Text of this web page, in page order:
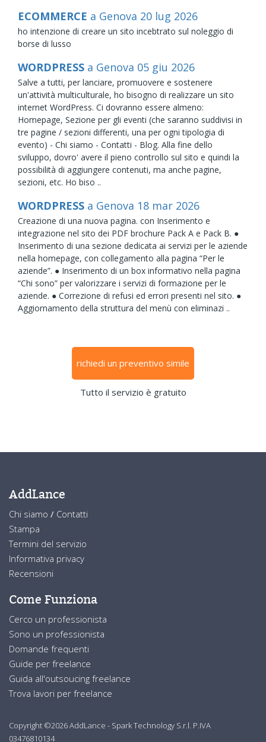
ECOMMERCE a Genova 20 lug 2026
ho intenzione di creare un sito incebtrato sul noleggio di
borse di lusso
WORDPRESS a Genova 05 giu 2026
Salve a tutti, per lanciare, promuovere e sostenere
un'attività multiculturale, ho bisogno di realizzare un sito
internet WordPress. Ci dovranno essere almeno:
Homepage, Sezione per gli eventi (che saranno suddivisi in
tre pagine / sezioni differenti, una per ogni tipologia di
evento) - Chi siamo - Contatti - Blog. Alla fine dello
sviluppo, dovro' avere il pieno controllo sul sito e quindi la
possibilità di aggiungere contenuti, ma anche pagine,
sezioni, etc. Ho biso ..
WORDPRESS a Genova 18 mar 2026
Creazione di una nuova pagina. con Inserimento e
integrazione nel sito dei PDF brochure Pack A e Pack B. ●
Inserimento di una sezione dedicata ai servizi per le aziende
nella homepage, con collegamento alla pagina “Per le
aziende”. ● Inserimento di un box informativo nella pagina
“Chi sono” per valorizzare i servizi di formazione per le
aziende. ● Correzione di refusi ed errori presenti nel sito. ●
Aggiornamento della struttura del menù con eliminazi ..
richiedi un preventivo simile
Tutto il servizio è gratuito
AddLance
Chi siamo / Contatti
Stampa
Termini del servizio
Informativa privacy
Recensioni
Come Funziona
Cerco un professionista
Sono un professionista
Domande frequenti
Guide per freelance
Guida all'outsoucing freelance
Trova lavori per freelance
Copyright ©2026 AddLance - Spark Technology S.r.l. P.IVA
03476810134